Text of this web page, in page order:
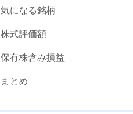
気になる銘柄
株式評価額
保有株含み損益
まとめ